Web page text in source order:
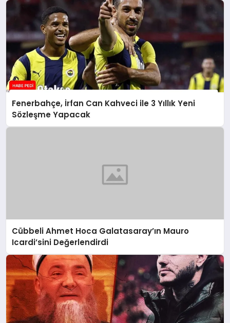
Fenerbahçe, İrfan Can Kahveci ile 3 Yıllık Yeni
Sözleşme Yapacak
Cübbeli Ahmet Hoca Galatasaray’ın Mauro
Icardi’sini Değerlendirdi